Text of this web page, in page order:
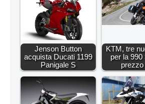
Jenson Button
acquista Ducati 1199
Panigale S
KTM, tre
per la 990